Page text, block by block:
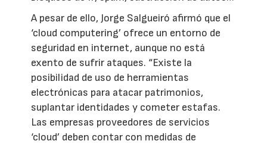
A pesar de ello, Jorge Salgueiró afirmó que el
‘cloud computering’ ofrece un entorno de
seguridad en internet, aunque no está
exento de sufrir ataques. “Existe la
posibilidad de uso de herramientas
electrónicas para atacar patrimonios,
suplantar identidades y cometer estafas.
Las empresas proveedores de servicios
‘cloud’ deben contar con medidas de